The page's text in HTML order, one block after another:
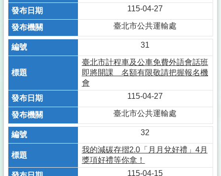
115-04-27
臺北市公共運輸處
31
臺北市計程車及公車免費外語會話班
即將開課 名額有限敬請把握報名機
會
115-04-27
臺北市公共運輸處
32
我的減碳存摺2.0「月月兌好禮」4月
獎項好禮等你拿！
115-04-15